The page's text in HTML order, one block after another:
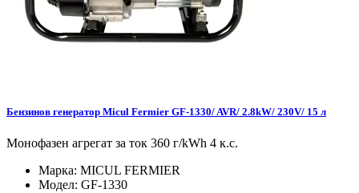
Бензинов генератор Micul Fermier GF-1330/ AVR/ 2.8kW/ 230V/ 15 л
Монофазен агрегат за ток 360 г/kWh 4 к.с.
Марка: MICUL FERMIER
Модел: GF-1330